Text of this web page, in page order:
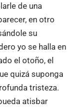
de una
en otro
su
yo se halla en
el otoño, el
quizá suponga
tristeza.
atisbar